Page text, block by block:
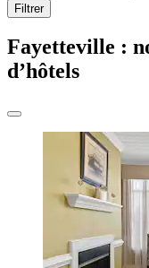
Filtrer
Fayetteville :
d’hôtels